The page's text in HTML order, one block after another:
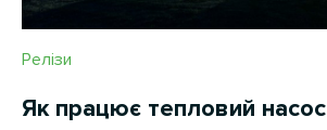
Релізи
Як працює тепловий насос